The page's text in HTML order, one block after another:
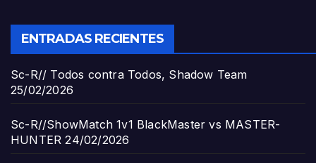
ENTRADAS RECIENTES
Sc-R// Todos contra Todos, Shadow Team
25/02/2026
Sc-R//ShowMatch 1v1 BlackMaster vs MASTER-
HUNTER 24/02/2026